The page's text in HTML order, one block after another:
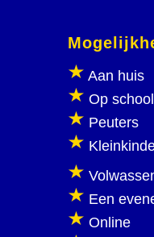
Aan huis
Op school
Peuters
Een
Online